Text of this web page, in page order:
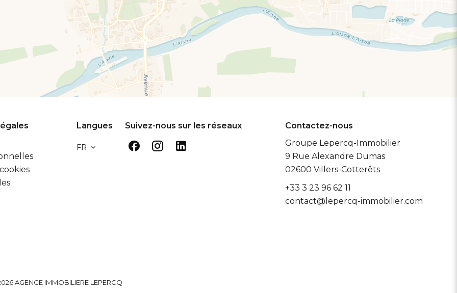
Langues
FR
Suivez-nous sur les réseaux
Contactez-nous
Groupe Lepercq-Immobilier
9 Rue Alexandre Dumas
02600 Villers-Cotterêts
+33 3 23 96 62 11
contact@lepercq-immobilier.com
AGENCE IMMOBILIERE LEPERCQ